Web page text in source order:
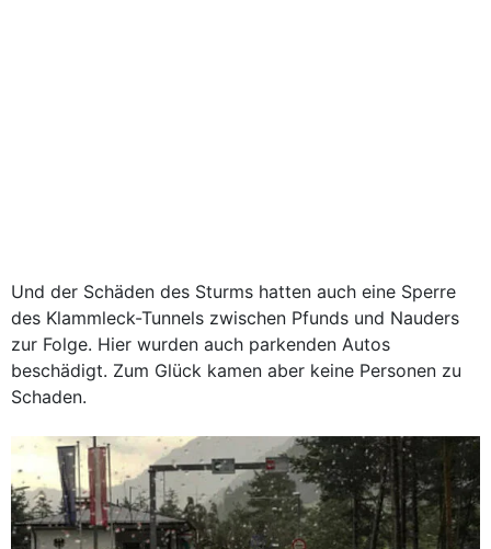
Und der Schäden des Sturms hatten auch eine Sperre
des Klammleck-Tunnels zwischen Pfunds und Nauders
zur Folge. Hier wurden auch parkenden Autos
beschädigt. Zum Glück kamen aber keine Personen zu
Schaden.